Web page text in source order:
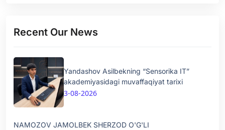
Recent Our News
Yandashov Asilbekning “Sensorika IT”
akademiyasidagi muvaffaqiyat tarixi
3-08-2026
NAMOZOV JAMOLBEK SHERZOD O'G'LI